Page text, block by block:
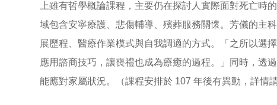
上雖有哲學概論課程，主要仍在探討人實際面對死亡
域包含安寧療護、悲傷輔導、殯葬服務關懷。芳儀的主
展歷程、醫療作業模式與自我調適的方式。「之所以選
應用諮商技巧，讓喪禮也成為療癒的過程。」同時，透
能應對家屬狀況。（課程安排於 107 年後有異動，詳情